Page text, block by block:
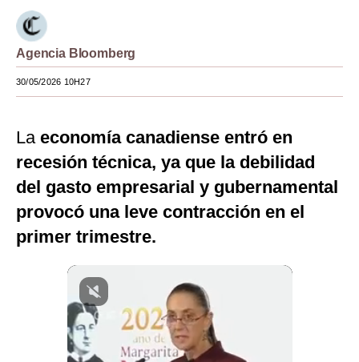
Estilos
Mundo
EEUU
Internacional
Tecnología
Club del Suscriptor
G de Gestión
Notas Contratadas
Agencia Bloomberg
30/05/2026 10H27
La economía canadiense entró en
recesión técnica, ya que la debilidad
del gasto empresarial y gubernamental
provocó una leve contracción en el
primer trimestre.